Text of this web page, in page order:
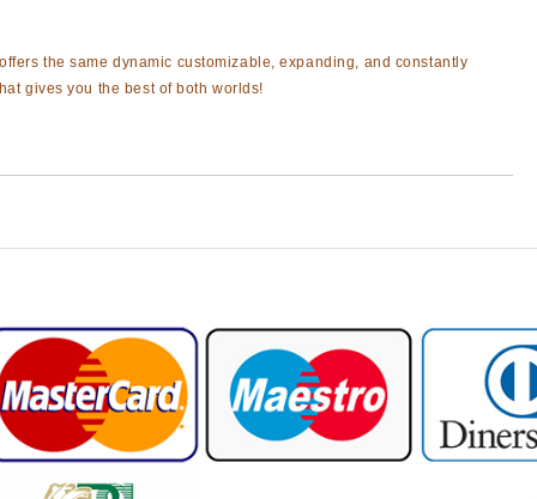
the same dynamic customizable, expanding, and constantly
gives you the best of both worlds!